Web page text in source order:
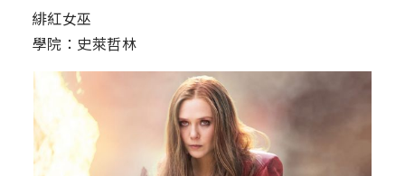
緋紅女巫
學院：史萊哲林